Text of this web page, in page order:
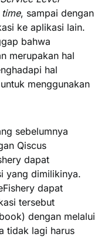
, sampai dengan
ke aplikasi lain.
bahwa
merupakan hal
hal
menggunakan
sebelumnya
Qiscus
dapat
yang dimilikinya.
dapat
tersebut
dengan melalui
tidak lagi harus